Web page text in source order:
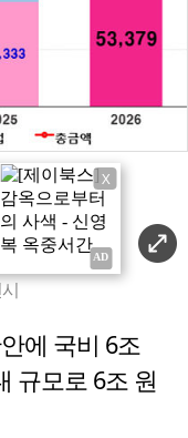
X
에 국비 6조
규모로 6조 원